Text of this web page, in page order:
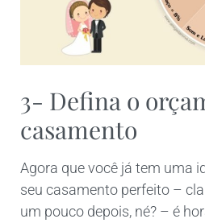
3- Defina o
casamento
Agora que você já tem uma
seu casamento perfeito –
um pouco depois, né? – é